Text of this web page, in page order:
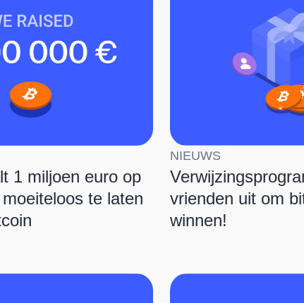
1 miljoen euro op
te laten
NIEUWS
vrienden uit om
winnen!